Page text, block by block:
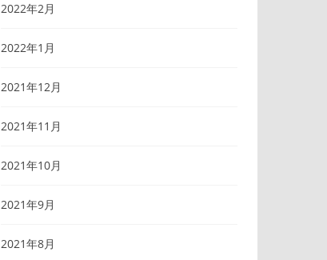
2022年2月
2022年1月
2021年12月
2021年11月
2021年10月
2021年9月
2021年8月